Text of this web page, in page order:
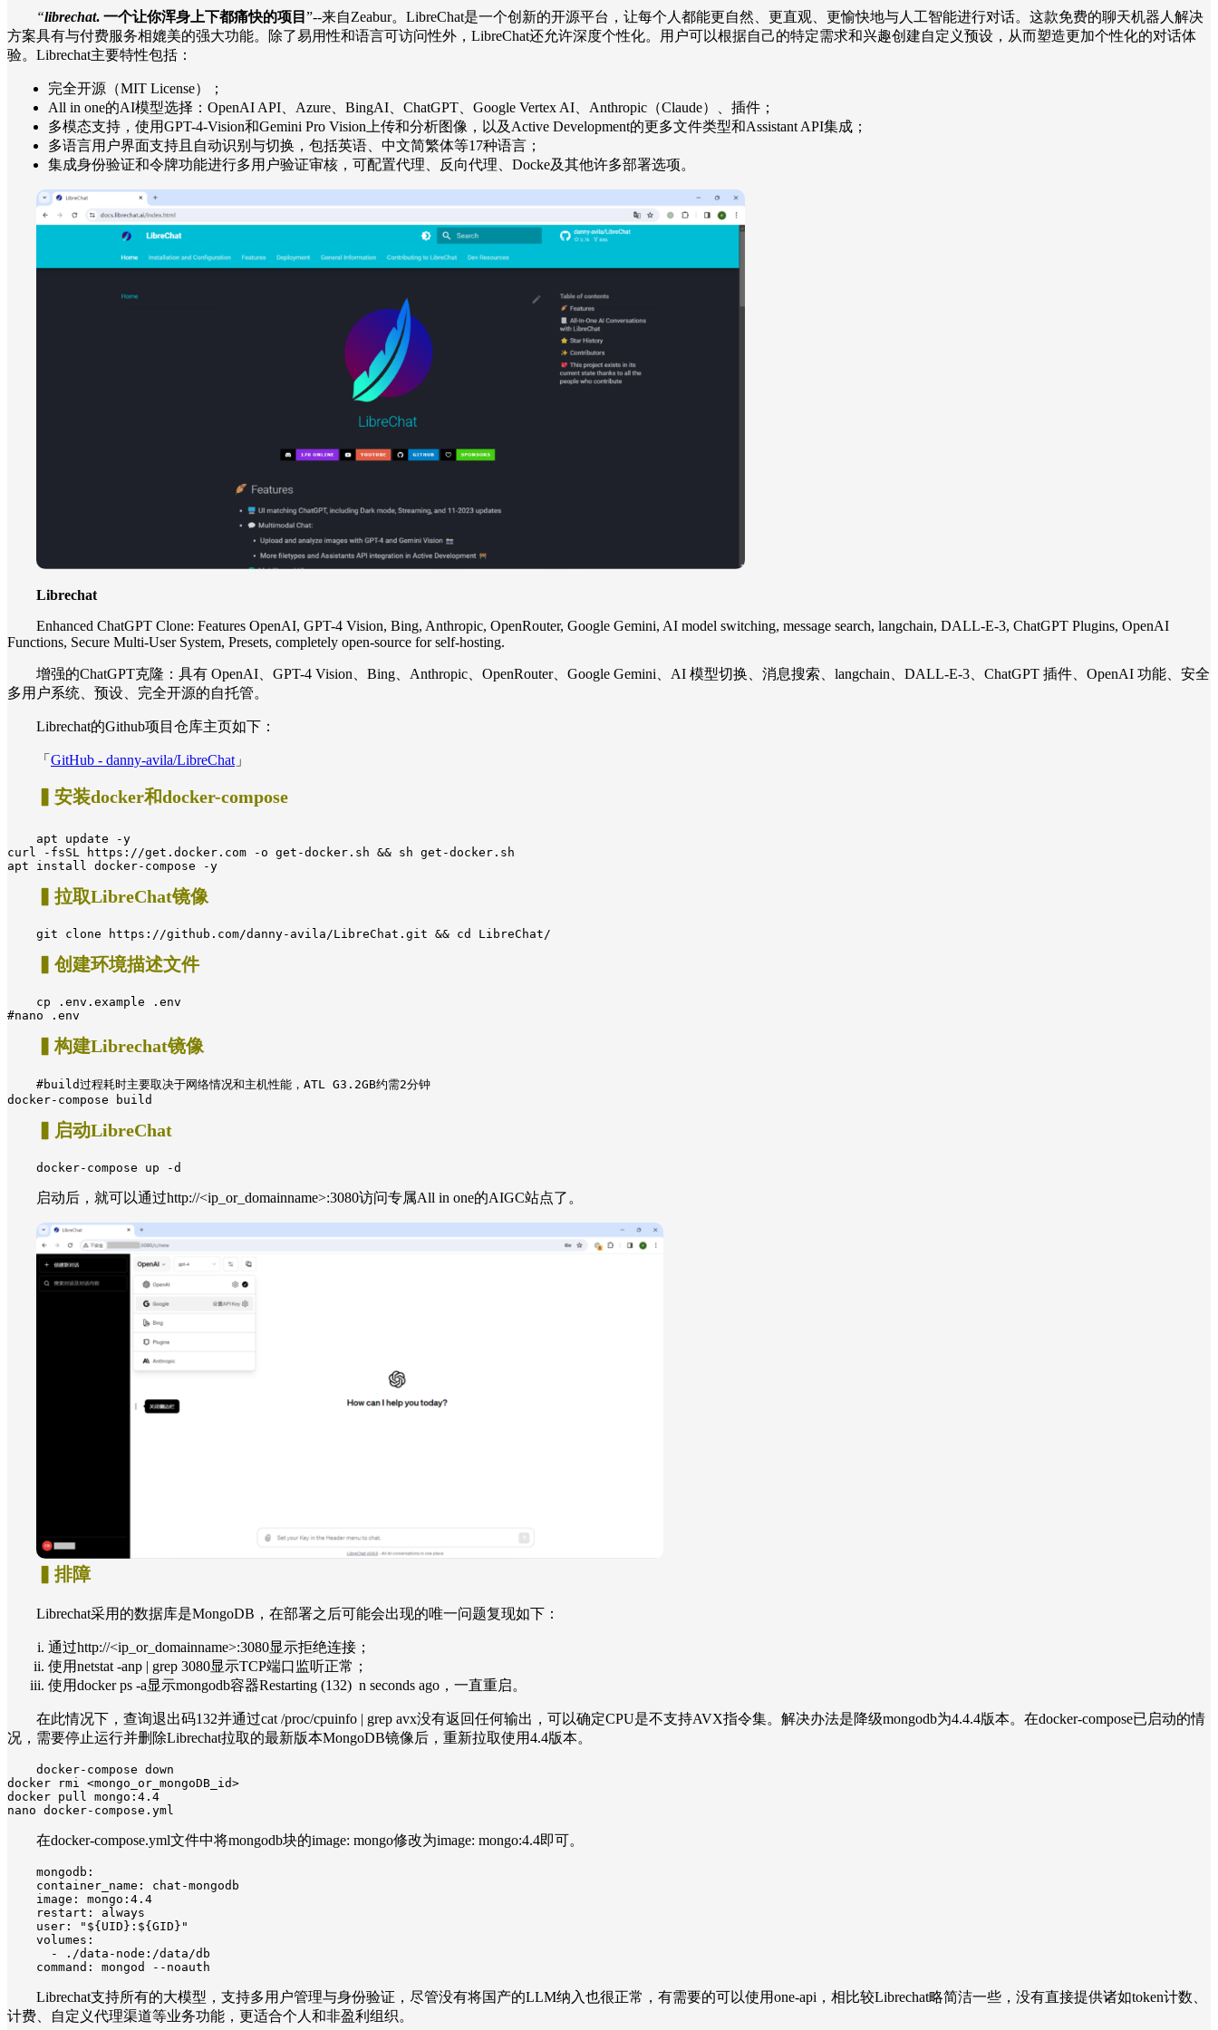
“librechat. 一个让你浑身上下都痛快的项目 ”--来自Zeabur。LibreChat是一个创新的开源平台，让每个人都能更自然、更直观、更愉快地与人工智能进行对话。这款免费的聊天机器人解决
方案具有与付费服务相媲美的强大功能。除了易用性和语言可访问性外，LibreChat还允许深度个性化。用户可以根据自己的特定需求和兴趣创建自定义预设，从而塑造更加个性化的对话体
验。Librechat主要特性包括：
完全开源（MIT License）；
All in one的AI模型选择：OpenAI API、Azure、BingAI、ChatGPT、Google Vertex AI、Anthropic（Claude）、插件；
多模态支持，使用GPT-4-Vision和Gemini Pro Vision上传和分析图像，以及Active Development的更多文件类型和Assistant API集成；
多语言用户界面支持且自动识别与切换，包括英语、中文简繁体等17种语言；
集成身份验证和令牌功能进行多用户验证审核，可配置代理、反向代理、Docke及其他许多部署选项。
Librechat
Enhanced ChatGPT Clone: Features OpenAI, GPT-4 Vision, Bing, Anthropic, OpenRouter, Google Gemini, AI model switching, message search, langchain, DALL-E-3, ChatGPT Plugins, OpenAI
Functions, Secure Multi-User System, Presets, completely open-source for self-hosting.
增强的ChatGPT克隆：具有 OpenAI、GPT-4 Vision、Bing、Anthropic、OpenRouter、Google Gemini、AI 模型切换、消息搜索、langchain、DALL-E-3、ChatGPT 插件、OpenAI 功能、安全
多用户系统、预设、完全开源的自托管。
Librechat的Github项目仓库主页如下：
「 GitHub - danny-avila/LibreChat 」
▍安装docker和docker-compose
apt update -y
curl -fsSL https://get.docker.com -o get-docker.sh && sh get-docker.sh
apt install docker-compose -y
▍拉取LibreChat镜像
git clone https://github.com/danny-avila/LibreChat.git && cd LibreChat/
▍创建环境描述文件
cp .env.example .env
#nano .env
▍构建Librechat镜像
#build过程耗时主要取决于网络情况和主机性能，ATL G3.2GB约需2分钟
docker-compose build
▍启动LibreChat
docker-compose up -d
启动后，就可以通过http://<ip_or_domainname>:3080访问专属All in one的AIGC站点了。
▍排障
Librechat采用的数据库是MongoDB，在部署之后可能会出现的唯一问题复现如下：
通过http://<ip_or_domainname>:3080显示拒绝连接；
使用netstat -anp | grep 3080显示TCP端口监听正常；
使用docker ps -a显示mongodb容器Restarting (132) n seconds ago，一直重启。
在此情况下，查询退出码132并通过cat /proc/cpuinfo | grep avx没有返回任何输出，可以确定CPU是不支持AVX指令集。解决办法是降级mongodb为4.4.4版本。在docker-compose已启动的情
况，需要停止运行并删除Librechat拉取的最新版本MongoDB镜像后，重新拉取使用4.4版本。
docker-compose down
docker rmi <mongo_or_mongoDB_id>
docker pull mongo:4.4
nano docker-compose.yml
在docker-compose.yml文件中将mongodb块的image: mongo修改为image: mongo:4.4即可。
mongodb:
    container_name: chat-mongodb
    image: mongo:4.4
    restart: always
    user: "${UID}:${GID}"
    volumes:
      - ./data-node:/data/db
    command: mongod --noauth
Librechat支持所有的大模型，支持多用户管理与身份验证，尽管没有将国产的LLM纳入也很正常，有需要的可以使用one-api，相比较Librechat略简洁一些，没有直接提供诸如token计数、
计费、自定义代理渠道等业务功能，更适合个人和非盈利组织。